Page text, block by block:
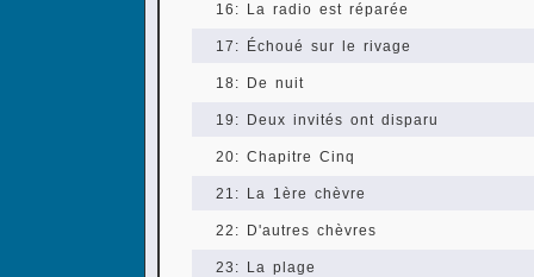
16: La radio est réparée
17: Échoué sur le rivage
18: De nuit
19: Deux invités ont disparu
20: Chapitre Cinq
21: La 1ère chèvre
22: D'autres chèvres
23: La plage